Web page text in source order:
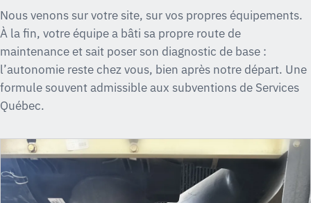
Nous venons sur votre site, sur vos propres équipements.
À la fin, votre équipe a bâti sa propre route de
maintenance et sait poser son diagnostic de base :
l’autonomie reste chez vous, bien après notre départ. Une
formule souvent admissible aux subventions de Services
Québec.